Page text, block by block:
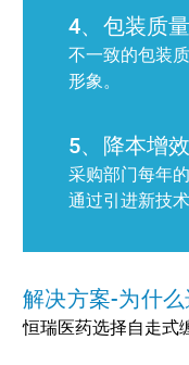
4、包装质
不一致的包装
形象。
5、降本增
采购部门每年
通过引进新技
解决方案-为什
恒瑞医药选择自走式